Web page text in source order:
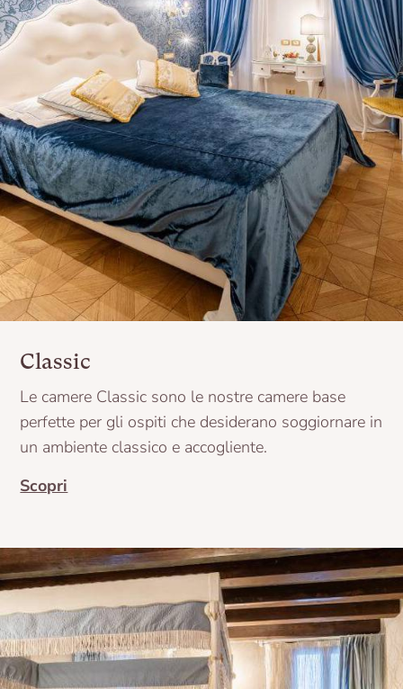
Classic
Le camere Classic sono le nostre camere base
perfette per gli ospiti che desiderano soggiornare in
un ambiente classico e accogliente.
Scopri